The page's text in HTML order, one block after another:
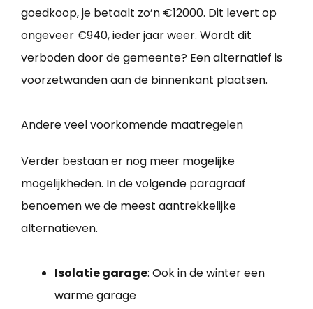
goedkoop, je betaalt zo’n €12000. Dit levert op
ongeveer €940, ieder jaar weer. Wordt dit
verboden door de gemeente? Een alternatief is
voorzetwanden aan de binnenkant plaatsen.
Andere veel voorkomende maatregelen
Verder bestaan er nog meer mogelijke
mogelijkheden. In de volgende paragraaf
benoemen we de meest aantrekkelijke
alternatieven.
Isolatie garage: Ook in de winter een
warme garage